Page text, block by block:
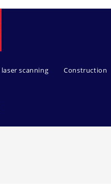
laser scanning Construction